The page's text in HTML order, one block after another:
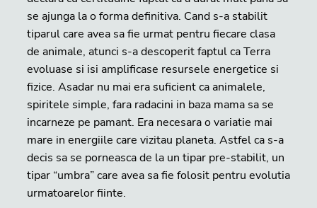
se ajunga la o forma definitiva. Cand s-a stabilit
tiparul care avea sa fie urmat pentru fiecare clasa
de animale, atunci s-a descoperit faptul ca Terra
evoluase si isi amplificase resursele energetice si
fizice. Asadar nu mai era suficient ca animalele,
spiritele simple, fara radacini in baza mama sa se
incarneze pe pamant. Era necesara o variatie mai
mare in energiile care vizitau planeta. Astfel ca s-a
decis sa se porneasca de la un tipar pre-stabilit, un
tipar “umbra” care avea sa fie folosit pentru evolutia
urmatoarelor fiinte.